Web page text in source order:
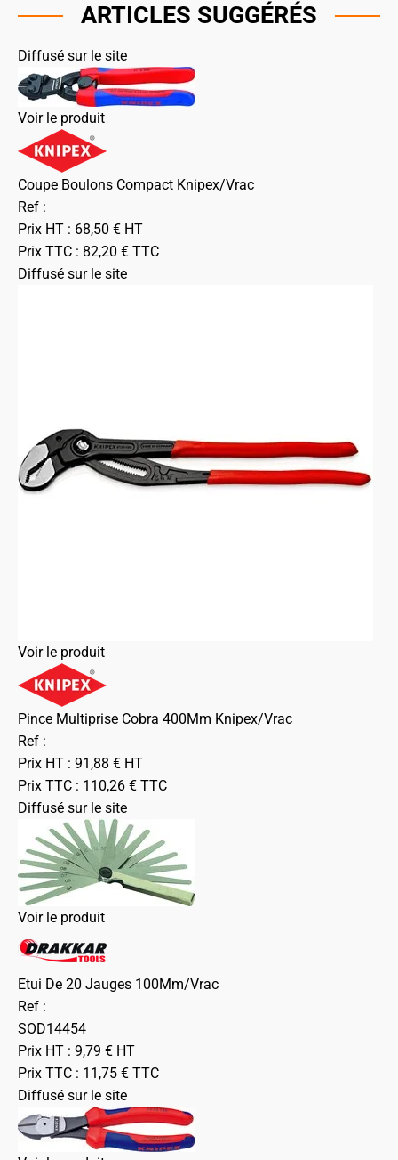
ARTICLES SUGGÉRÉS
Diffusé sur le site
Voir le produit
Coupe Boulons Compact Knipex/Vrac
Ref :
Prix HT : 68,50 € HT
Prix TTC : 82,20 € TTC
Diffusé sur le site
Voir le produit
Pince Multiprise Cobra 400Mm Knipex/Vrac
Ref :
Prix HT : 91,88 € HT
Prix TTC : 110,26 € TTC
Diffusé sur le site
Voir le produit
Etui De 20 Jauges 100Mm/Vrac
Ref :
SOD14454
Prix HT : 9,79 € HT
Prix TTC : 11,75 € TTC
Diffusé sur le site